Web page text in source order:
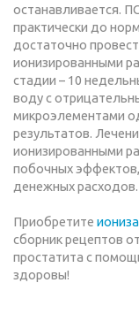
останавливается.
практически до
достаточно
ионизированными
стадии – 10
воду с
микроэлементами
результатов.
ионизированными
побочных
денежных расходов.
Приобретите
сборник рецептов
простатита с
здоровы!